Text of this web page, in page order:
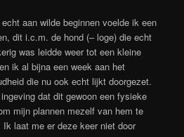
aan wilde beginnen voelde ik een
dit i.c.m. de hond (– loge) die echt
was leidde weer tot een kleine
ik al bijna een week aan het
die nu ook echt lijkt doorgezet.
dat dit gewoon een fysieke
mijn plannen mezelf van hem te
laat me er deze keer niet door